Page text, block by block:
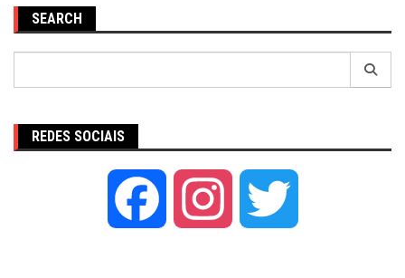
SEARCH
REDES SOCIAIS
Facebook Instagram